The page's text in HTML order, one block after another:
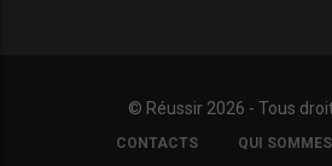
© Réussir 2026 - Tous
COPYRIGHTCONTACTS QUI